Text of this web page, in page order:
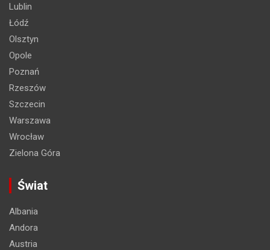
Lublin
Łódź
Olsztyn
Opole
Poznań
Rzeszów
Szczecin
Warszawa
Wrocław
Zielona Góra
Świat
Albania
Andora
Austria